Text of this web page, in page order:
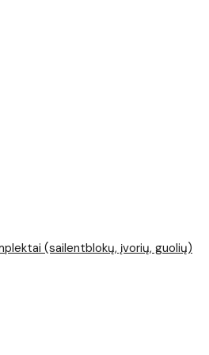
(sailentblokų, įvorių, guolių)